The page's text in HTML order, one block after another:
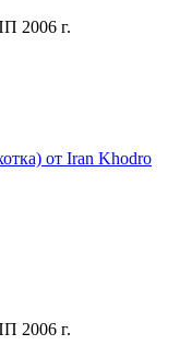
2006 г.
от Iran Khodro
2006 г.